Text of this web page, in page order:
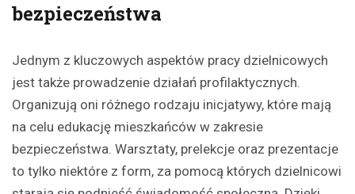
bezpieczeństwa
Jednym z kluczowych aspektów pracy dzielnicowych
jest także prowadzenie działań profilaktycznych.
Organizują oni różnego rodzaju inicjatywy, które mają
na celu edukację mieszkańców w zakresie
bezpieczeństwa. Warsztaty, prelekcje oraz prezentacje
to tylko niektóre z form, za pomocą których dzielnicowi